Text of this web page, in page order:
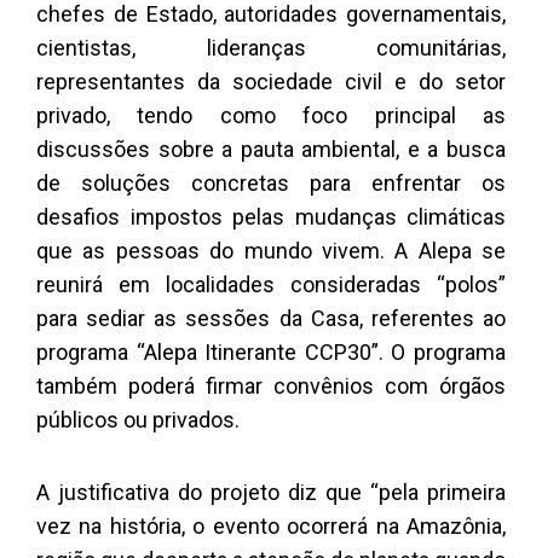
chefes de Estado, autoridades governamentais,
cientistas, lideranças comunitárias,
representantes da sociedade civil e do setor
privado, tendo como foco principal as
discussões sobre a pauta ambiental, e a busca
de soluções concretas para enfrentar os
desafios impostos pelas mudanças climáticas
que as pessoas do mundo vivem. A Alepa se
reunirá em localidades consideradas “polos”
para sediar as sessões da Casa, referentes ao
programa “Alepa Itinerante CCP30”. O programa
também poderá firmar convênios com órgãos
públicos ou privados.
A justificativa do projeto diz que “pela primeira
vez na história, o evento ocorrerá na Amazônia,